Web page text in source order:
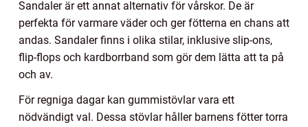
Sandaler är ett annat alternativ för vårskor. De är
perfekta för varmare väder och ger fötterna en chans att
andas. Sandaler finns i olika stilar, inklusive slip-ons,
flip-flops och kardborrband som gör dem lätta att ta på
och av.
För regniga dagar kan gummistövlar vara ett
nödvändigt val. Dessa stövlar håller barnens fötter torra